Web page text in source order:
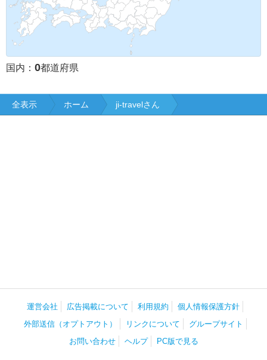
国内： 0都道府県
全表示 ホーム ji-travelさん
運営会社 広告掲載について 利用規約
個人情報保護方針
外部送信（オプトアウト）
リンクについて
グループサイト
お問い合わせ
ヘルプ PC版で見る